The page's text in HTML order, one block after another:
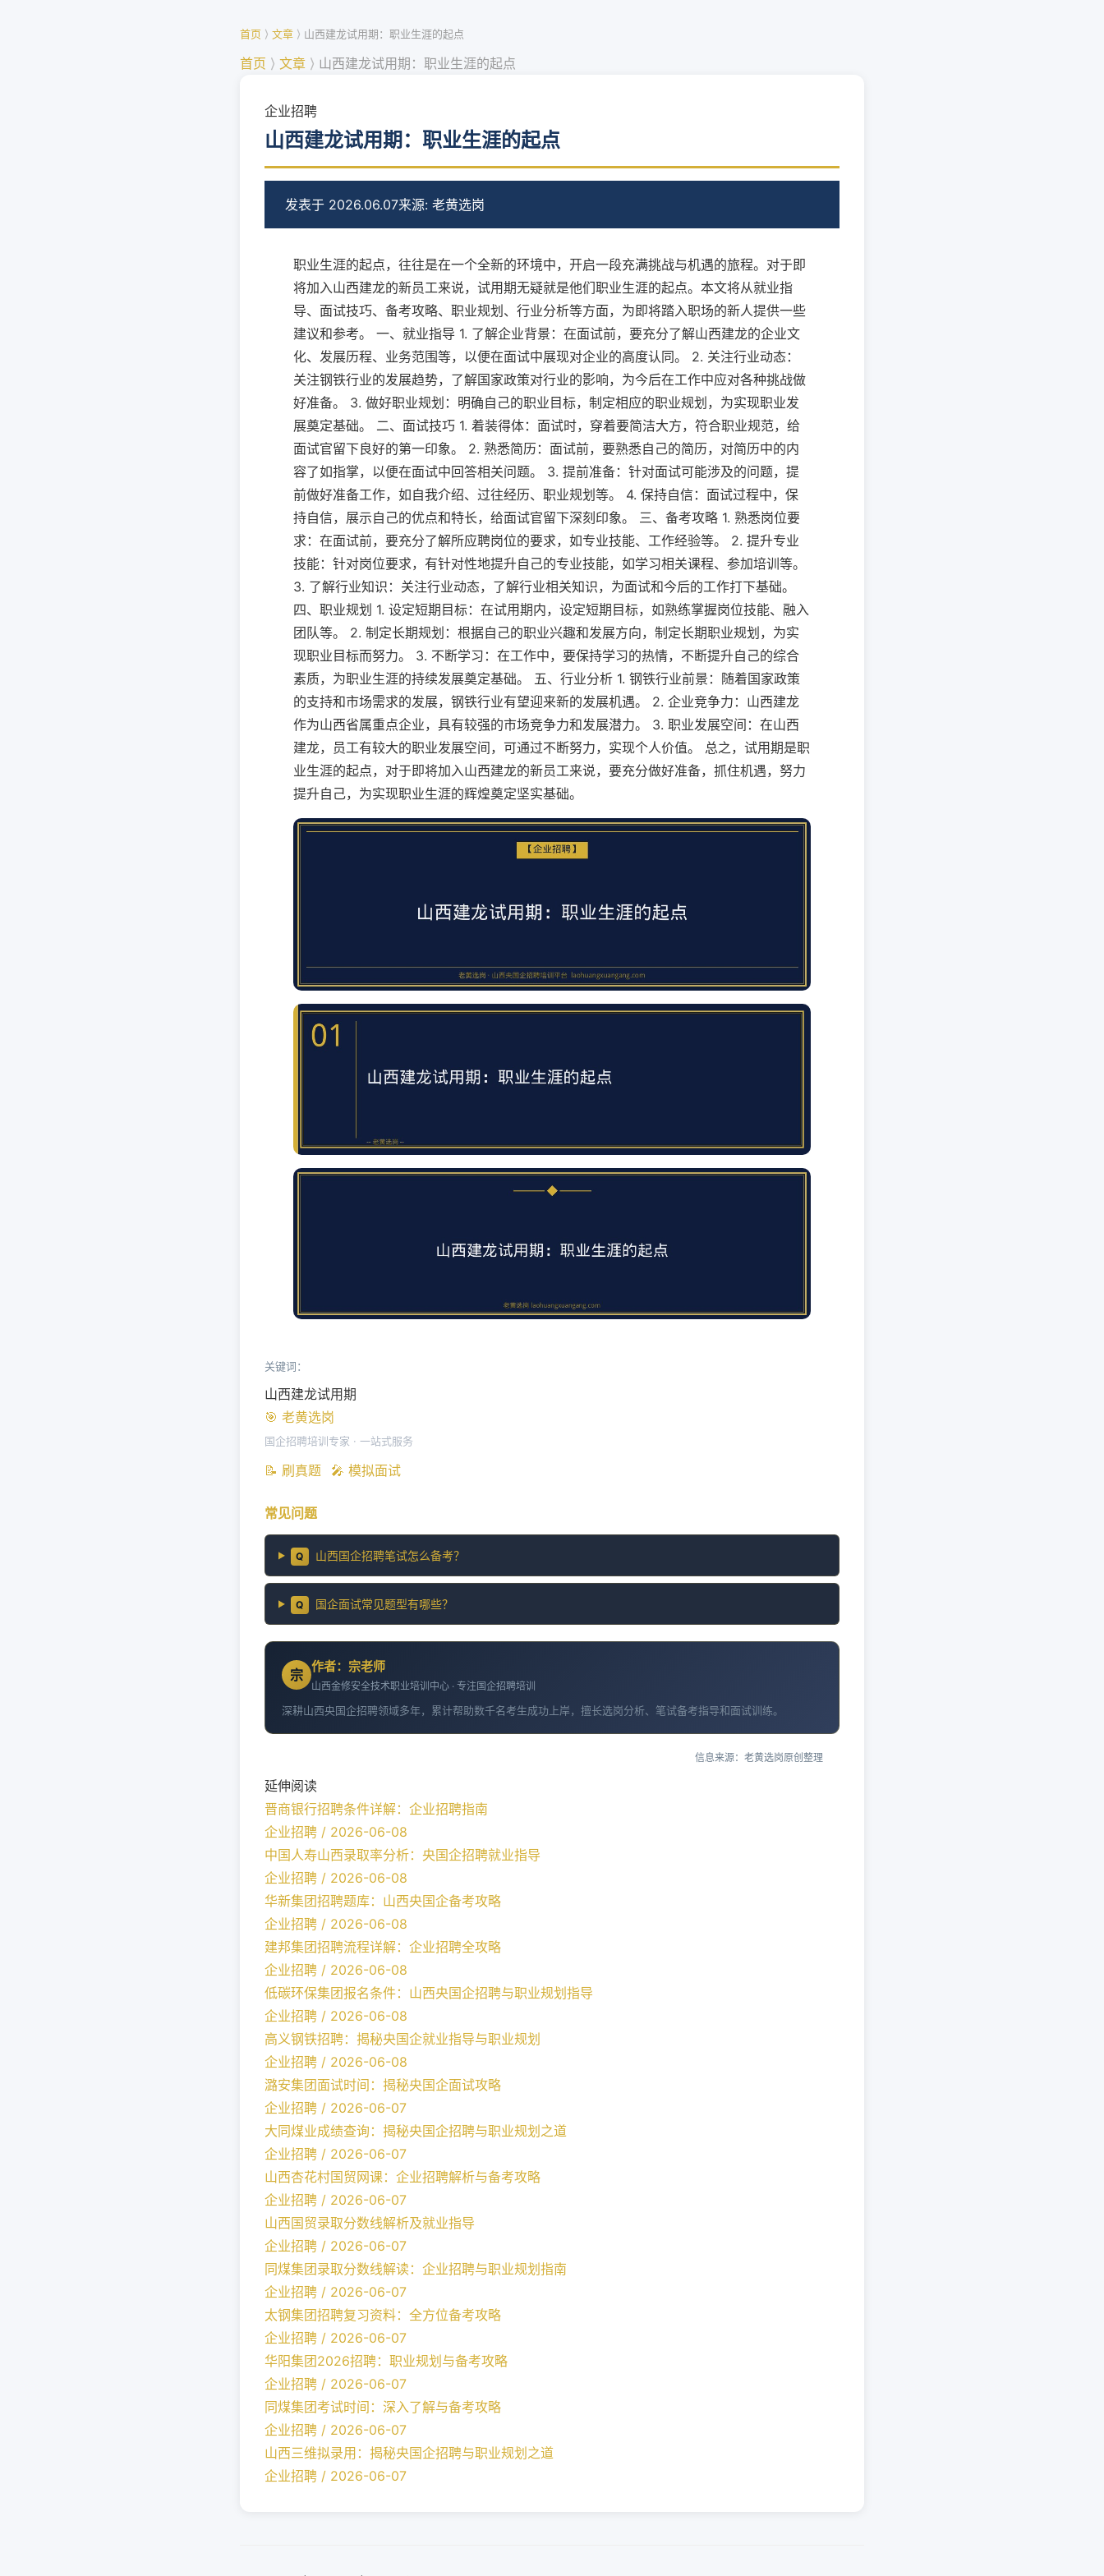
首页 ⟩ 文章 ⟩ 山西建龙试用期：职业生涯的起点
首页 ⟩ 文章 ⟩ 山西建龙试用期：职业生涯的起点
企业招聘
山西建龙试用期：职业生涯的起点
发表于 2026.06.07来源: 老黄选岗
职业生涯的起点，往往是在一个全新的环境中，开启一段充满挑战与机遇的旅程。对于即
将加入山西建龙的新员工来说，试用期无疑就是他们职业生涯的起点。本文将从就业指
导、面试技巧、备考攻略、职业规划、行业分析等方面，为即将踏入职场的新人提供一些
建议和参考。 一、就业指导 1. 了解企业背景：在面试前，要充分了解山西建龙的企业文
化、发展历程、业务范围等，以便在面试中展现对企业的高度认同。 2. 关注行业动态：
关注钢铁行业的发展趋势，了解国家政策对行业的影响，为今后在工作中应对各种挑战做
好准备。 3. 做好职业规划：明确自己的职业目标，制定相应的职业规划，为实现职业发
展奠定基础。 二、面试技巧 1. 着装得体：面试时，穿着要简洁大方，符合职业规范，给
面试官留下良好的第一印象。 2. 熟悉简历：面试前，要熟悉自己的简历，对简历中的内
容了如指掌，以便在面试中回答相关问题。 3. 提前准备：针对面试可能涉及的问题，提
前做好准备工作，如自我介绍、过往经历、职业规划等。 4. 保持自信：面试过程中，保
持自信，展示自己的优点和特长，给面试官留下深刻印象。 三、备考攻略 1. 熟悉岗位要
求：在面试前，要充分了解所应聘岗位的要求，如专业技能、工作经验等。 2. 提升专业
技能：针对岗位要求，有针对性地提升自己的专业技能，如学习相关课程、参加培训等。
3. 了解行业知识：关注行业动态，了解行业相关知识，为面试和今后的工作打下基础。
四、职业规划 1. 设定短期目标：在试用期内，设定短期目标，如熟练掌握岗位技能、融入
团队等。 2. 制定长期规划：根据自己的职业兴趣和发展方向，制定长期职业规划，为实
现职业目标而努力。 3. 不断学习：在工作中，要保持学习的热情，不断提升自己的综合
素质，为职业生涯的持续发展奠定基础。 五、行业分析 1. 钢铁行业前景：随着国家政策
的支持和市场需求的发展，钢铁行业有望迎来新的发展机遇。 2. 企业竞争力：山西建龙
作为山西省属重点企业，具有较强的市场竞争力和发展潜力。 3. 职业发展空间：在山西
建龙，员工有较大的职业发展空间，可通过不断努力，实现个人价值。 总之，试用期是职
业生涯的起点，对于即将加入山西建龙的新员工来说，要充分做好准备，抓住机遇，努力
提升自己，为实现职业生涯的辉煌奠定坚实基础。
关键词：
山西建龙试用期
🎯 老黄选岗
国企招聘培训专家 · 一站式服务
📝 刷真题 🎤 模拟面试
常见问题
Q 山西国企招聘笔试怎么备考？
Q 国企面试常见题型有哪些？
宗
作者：宗老师
山西金修安全技术职业培训中心 · 专注国企招聘培训
深耕山西央国企招聘领域多年，累计帮助数千名考生成功上岸，擅长选岗分析、笔试备考指导和面试训练。
信息来源：老黄选岗原创整理
延伸阅读
晋商银行招聘条件详解：企业招聘指南
企业招聘 / 2026-06-08
中国人寿山西录取率分析：央国企招聘就业指导
企业招聘 / 2026-06-08
华新集团招聘题库：山西央国企备考攻略
企业招聘 / 2026-06-08
建邦集团招聘流程详解：企业招聘全攻略
企业招聘 / 2026-06-08
低碳环保集团报名条件：山西央国企招聘与职业规划指导
企业招聘 / 2026-06-08
高义钢铁招聘：揭秘央国企就业指导与职业规划
企业招聘 / 2026-06-08
潞安集团面试时间：揭秘央国企面试攻略
企业招聘 / 2026-06-07
大同煤业成绩查询：揭秘央国企招聘与职业规划之道
企业招聘 / 2026-06-07
山西杏花村国贸网课：企业招聘解析与备考攻略
企业招聘 / 2026-06-07
山西国贸录取分数线解析及就业指导
企业招聘 / 2026-06-07
同煤集团录取分数线解读：企业招聘与职业规划指南
企业招聘 / 2026-06-07
太钢集团招聘复习资料：全方位备考攻略
企业招聘 / 2026-06-07
华阳集团2026招聘：职业规划与备考攻略
企业招聘 / 2026-06-07
同煤集团考试时间：深入了解与备考攻略
企业招聘 / 2026-06-07
山西三维拟录用：揭秘央国企招聘与职业规划之道
企业招聘 / 2026-06-07